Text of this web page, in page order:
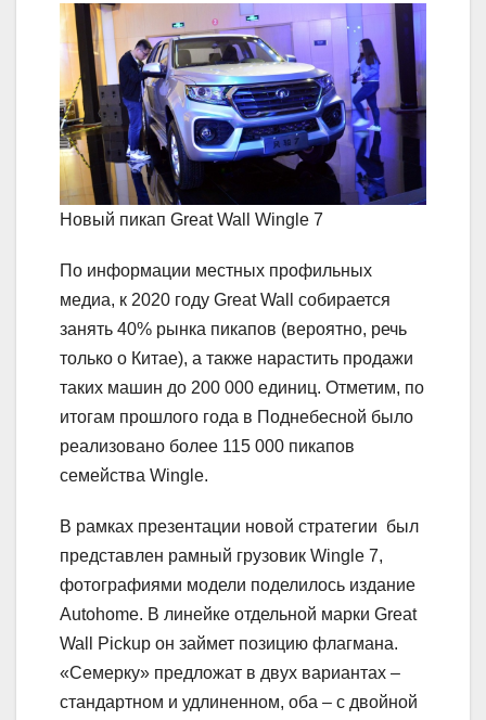
Новый пикап Great Wall Wingle 7
По информации местных профильных
медиа, к 2020 году Great Wall собирается
занять 40% рынка пикапов (вероятно, речь
только о Китае), а также нарастить продажи
таких машин до 200 000 единиц. Отметим, по
итогам прошлого года в Поднебесной было
реализовано более 115 000 пикапов
семейства Wingle.
В рамках презентации новой стратегии был
представлен рамный грузовик Wingle 7,
фотографиями модели поделилось издание
Autohome. В линейке отдельной марки Great
Wall Pickup он займет позицию флагмана.
«Семерку» предложат в двух вариантах –
стандартном и удлиненном, оба – с двойной